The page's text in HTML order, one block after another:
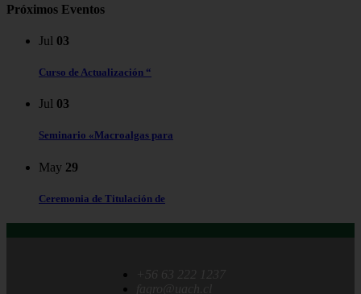
Próximos Eventos
Jul 03
Curso de Actualización “
Jul 03
Seminario «Macroalgas para
May 29
Ceremonia de Titulación de